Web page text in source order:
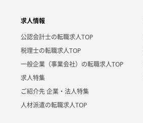
求人情報
公認会計士の転職求人TOP
税理士の転職求人TOP
一般企業（事業会社）の転職求人TOP
求人特集
ご紹介先 企業・法人特集
人材派遣の転職求人TOP